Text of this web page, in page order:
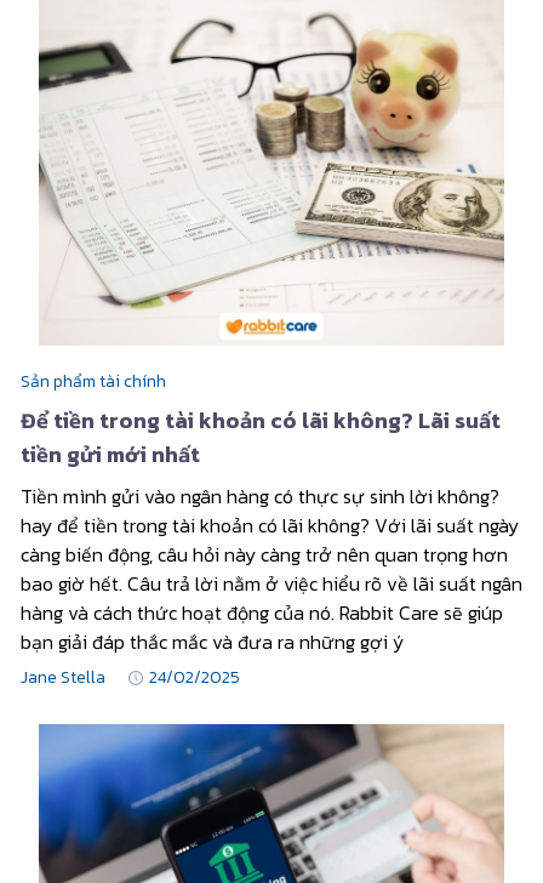
Sản phẩm tài chính
Để tiền trong tài khoản có lãi không? Lãi suất
tiền gửi mới nhất
Tiền mình gửi vào ngân hàng có thực sự sinh lời không?
hay để tiền trong tài khoản có lãi không? Với lãi suất ngày
càng biến động, câu hỏi này càng trở nên quan trọng hơn
bao giờ hết. Câu trả lời nằm ở việc hiểu rõ về lãi suất ngân
hàng và cách thức hoạt động của nó. Rabbit Care sẽ giúp
bạn giải đáp thắc mắc và đưa ra những gợi ý
Jane Stella 24/02/2025